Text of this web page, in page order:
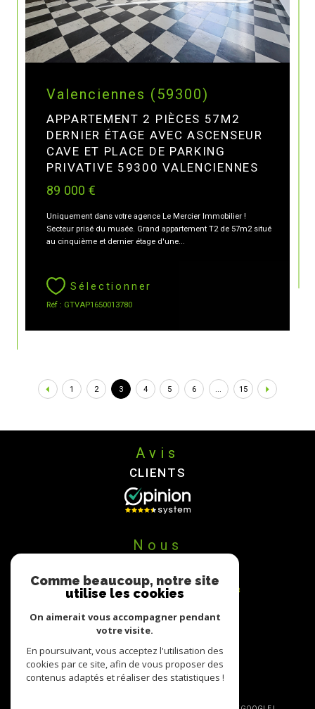
Valenciennes (59300)
APPARTEMENT 2 PIÈCES 57M2
DERNIER ÉTAGE AVEC ASCENSEUR
CAVE ET PLACE DE PARKING
PRIVATIVE 59300 VALENCIENNES
89 000 €
Uniquement dans votre agence Le Mercier Immobilier !
Secteur prisé du musée. Grand appartement T2 de 57m2 situé
au cinquième et dernier étage d'une...
Sélectionner
Réf : GTVAP1650013780
1 2 3 4 5 6 ... 15
Avis
CLIENTS
Nous
Comme beaucoup, notre site
utilise les cookies
On aimerait vous accompagner pendant
votre visite.
En poursuivant, vous acceptez l'utilisation des
cookies par ce site, afin de vous proposer des
contenus adaptés et réaliser des statistiques !